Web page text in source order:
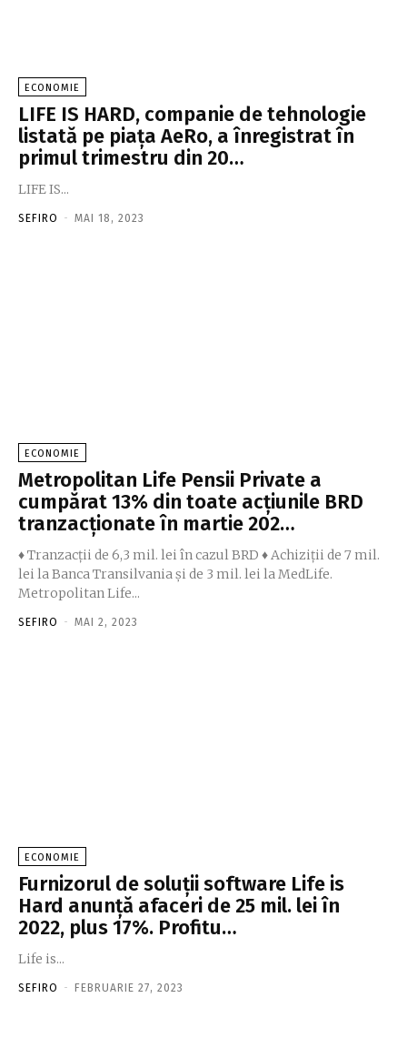
ECONOMIE
LIFE IS HARD, companie de tehnologie
listată pe piaţa AeRo, a înregistrat în
primul trimestru din 20…
LIFE IS...
SEFIRO - MAI 18, 2023
ECONOMIE
Metropolitan Life Pensii Private a
cumpărat 13% din toate acţiunile BRD
tranzacţionate în martie 202…
♦ Tranzacţii de 6,3 mil. lei în cazul BRD ♦ Achiziţii de 7 mil.
lei la Banca Transilvania şi de 3 mil. lei la MedLife.
Metropolitan Life...
SEFIRO - MAI 2, 2023
ECONOMIE
Furnizorul de soluţii software Life is
Hard anunţă afaceri de 25 mil. lei în
2022, plus 17%. Profitu…
Life is...
SEFIRO - FEBRUARIE 27, 2023